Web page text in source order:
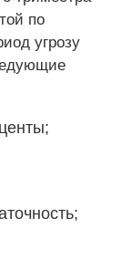
по
угрозу